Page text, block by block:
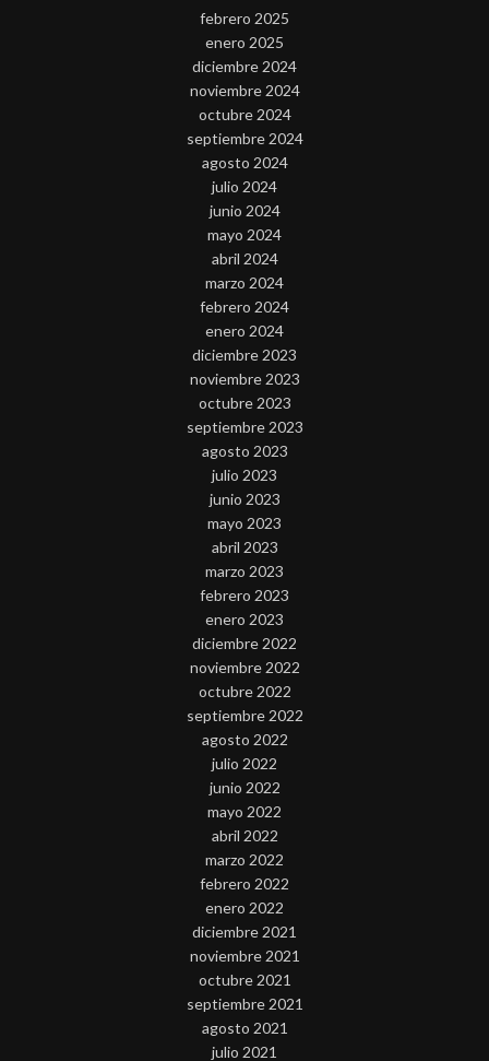
febrero 2025
enero 2025
diciembre 2024
noviembre 2024
octubre 2024
septiembre 2024
agosto 2024
julio 2024
junio 2024
mayo 2024
abril 2024
marzo 2024
febrero 2024
enero 2024
diciembre 2023
noviembre 2023
octubre 2023
septiembre 2023
agosto 2023
julio 2023
junio 2023
mayo 2023
abril 2023
marzo 2023
febrero 2023
enero 2023
diciembre 2022
noviembre 2022
octubre 2022
septiembre 2022
agosto 2022
julio 2022
junio 2022
mayo 2022
abril 2022
marzo 2022
febrero 2022
enero 2022
diciembre 2021
noviembre 2021
octubre 2021
septiembre 2021
agosto 2021
julio 2021